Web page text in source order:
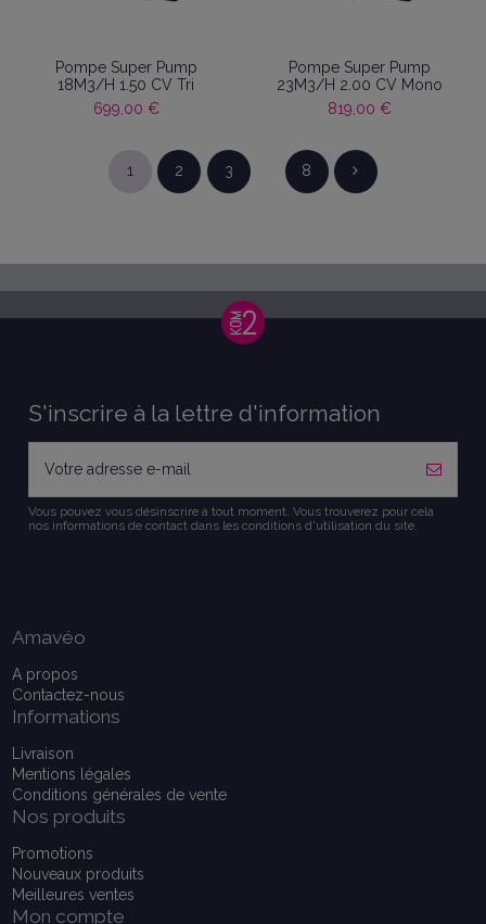
Pompe Super Pump
18M3/H 1.50 CV Tri
699,00 €
Pompe Super Pump
23M3/H 2.00 CV Mono
819,00 €
1 2 3 8
S'inscrire à la lettre d'information
Vous pouvez vous désinscrire à tout moment. Vous trouverez pour cela
nos informations de contact dans les conditions d'utilisation du site.
Amavéo
A propos
Contactez-nous
Informations
Livraison
Mentions légales
Conditions générales de vente
Nos produits
Promotions
Nouveaux produits
Meilleures ventes
Mon compte